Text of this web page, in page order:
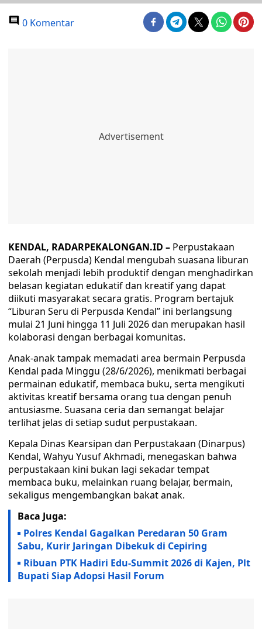
0 Komentar
KENDAL, RADARPEKALONGAN.ID – Perpustakaan
Daerah (Perpusda) Kendal mengubah suasana liburan
sekolah menjadi lebih produktif dengan menghadirkan
belasan kegiatan edukatif dan kreatif yang dapat
diikuti masyarakat secara gratis. Program bertajuk
“Liburan Seru di Perpusda Kendal” ini berlangsung
mulai 21 Juni hingga 11 Juli 2026 dan merupakan hasil
kolaborasi dengan berbagai komunitas.
Anak-anak tampak memadati area bermain Perpusda
Kendal pada Minggu (28/6/2026), menikmati berbagai
permainan edukatif, membaca buku, serta mengikuti
aktivitas kreatif bersama orang tua dengan penuh
antusiasme. Suasana ceria dan semangat belajar
terlihat jelas di setiap sudut perpustakaan.
Kepala Dinas Kearsipan dan Perpustakaan (Dinarpus)
Kendal, Wahyu Yusuf Akhmadi, menegaskan bahwa
perpustakaan kini bukan lagi sekadar tempat
membaca buku, melainkan ruang belajar, bermain,
sekaligus mengembangkan bakat anak.
Baca Juga:
Polres Kendal Gagalkan Peredaran 50 Gram
Sabu, Kurir Jaringan Dibekuk di Cepiring
Ribuan PTK Hadiri Edu-Summit 2026 di Kajen, Plt
Bupati Siap Adopsi Hasil Forum